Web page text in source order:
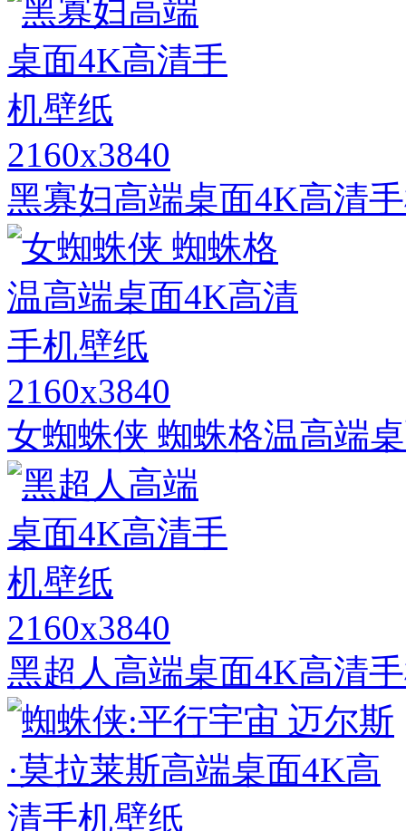
2160x3840
黑寡妇高端桌面4K高清
2160x3840
女蜘蛛侠 蜘蛛格温高端
2160x3840
黑超人高端桌面4K高清